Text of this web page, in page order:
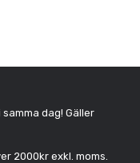
samma dag! Gäller
2000kr exkl. moms.